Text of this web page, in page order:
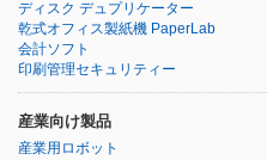
ディスク デュプリケーター
乾式オフィス製紙機 PaperLab
会計ソフト
印刷管理セキュリティー
産業向け製品
産業用ロボット